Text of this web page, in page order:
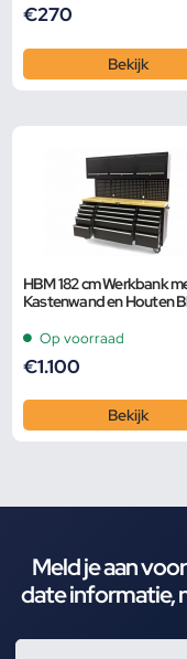
€270
Bekijk
HBM 182 cm Werkbank
Kastenwand en Houten
Op voorraad
€1.100
Bekijk
Meld je aan
date informatie,